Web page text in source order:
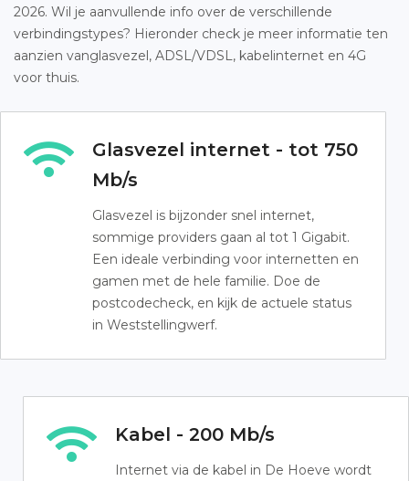
2026. Wil je aanvullende info over de verschillende
verbindingstypes? Hieronder check je meer informatie ten
aanzien vanglasvezel, ADSL/VDSL, kabelinternet en 4G
voor thuis.
Glasvezel internet - tot 750
Mb/s
Glasvezel is bijzonder snel internet,
sommige providers gaan al tot 1 Gigabit.
Een ideale verbinding voor internetten en
gamen met de hele familie. Doe de
postcodecheck, en kijk de actuele status
in Weststellingwerf.
Kabel - 200 Mb/s
Internet via de kabel in De Hoeve wordt